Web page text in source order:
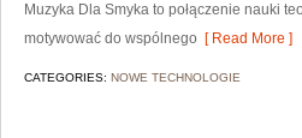
Muzyka Dla Smyka to połączenie nauki
motywować do wspólnego [ Read More ]
CATEGORIES: NOWE TECHNOLOGIE